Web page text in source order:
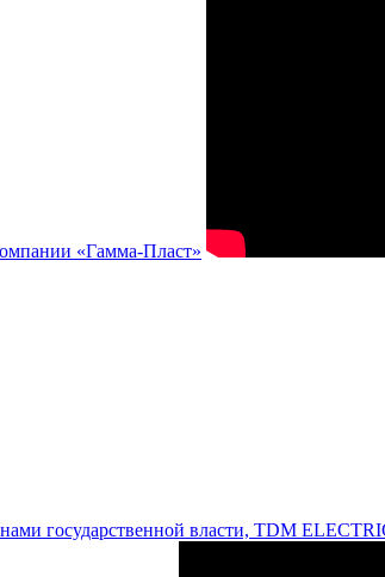
«Гамма-Пласт»
государственной власти, TDM